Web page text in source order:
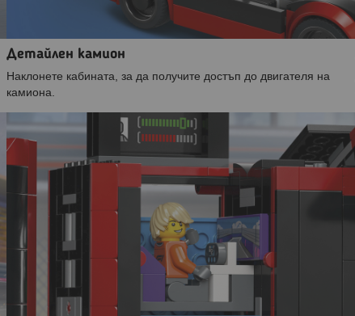
Детайлен камион
Наклонете кабината, за да получите достъп до двигателя на
камиона.